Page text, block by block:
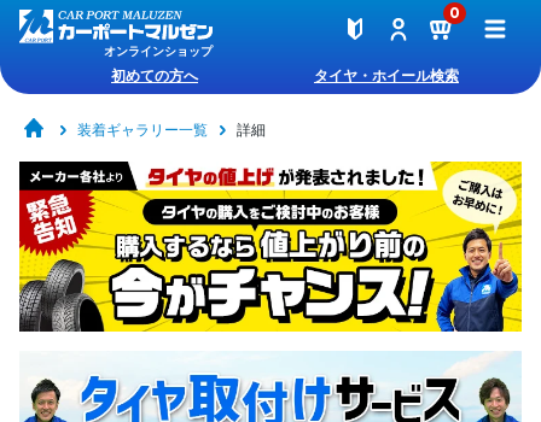
オンラインショップ
0
初めての方へ タイヤ・ホイール検索
装着ギャラリー一覧 詳細